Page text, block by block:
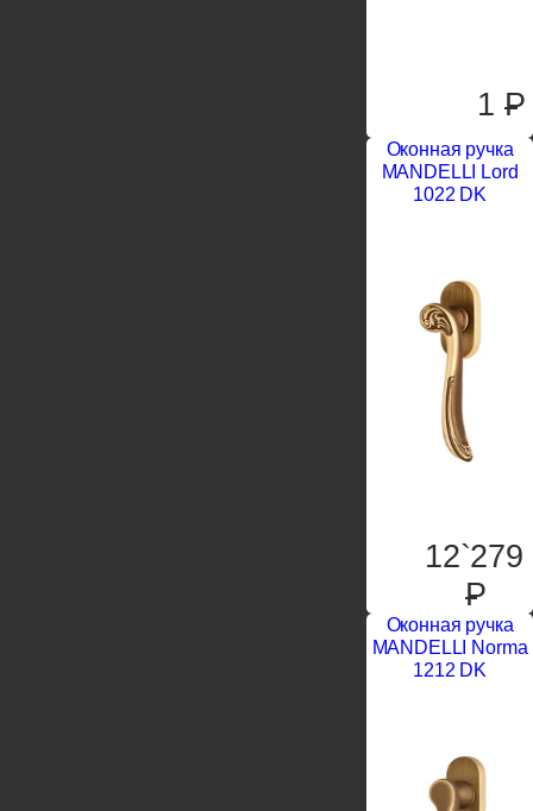
1P
Оконная ручка
MANDELLI Lord
1022 DK
12`279
P
Оконная ручка
MANDELLI Norma
1212 DK